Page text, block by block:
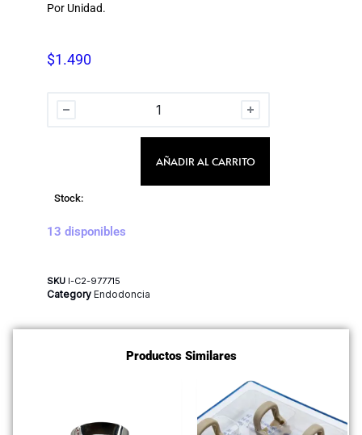
Por Unidad.
$1.490
AÑADIR AL CARRITO
Stock:
13 disponibles
SKU I-C2-977715
Category Endodoncia
Productos Similares